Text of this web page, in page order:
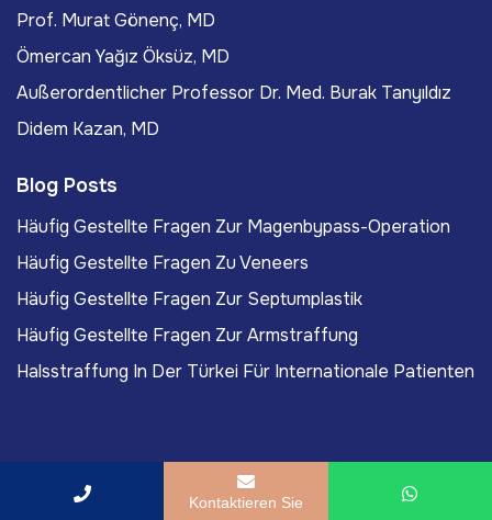
Prof. Murat Gönenç, MD
Ömercan Yağız Öksüz, MD
Außerordentlicher Professor Dr. Med. Burak Tanyıldız
Didem Kazan, MD
Blog Posts
Häufig Gestellte Fragen Zur Magenbypass-Operation
Häufig Gestellte Fragen Zu Veneers
Häufig Gestellte Fragen Zur Septumplastik
Häufig Gestellte Fragen Zur Armstraffung
Halsstraffung In Der Türkei Für Internationale Patienten
Copyright ACIBADEM Beauty Center
. All rights
Kontaktieren Sie